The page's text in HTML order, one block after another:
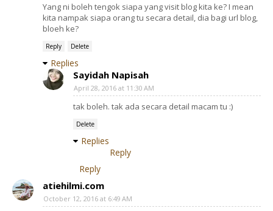
Yang ni boleh tengok siapa yang visit blog kita ke? I mean
kita nampak siapa orang tu secara detail, dia bagi url blog,
bloeh ke?
Reply Delete
Replies
Sayidah Napisah
April 28, 2016 at 11:30 AM
tak boleh. tak ada secara detail macam tu :)
Delete
Replies
Reply
Reply
atiehilmi.com
October 12, 2016 at 6:49 AM